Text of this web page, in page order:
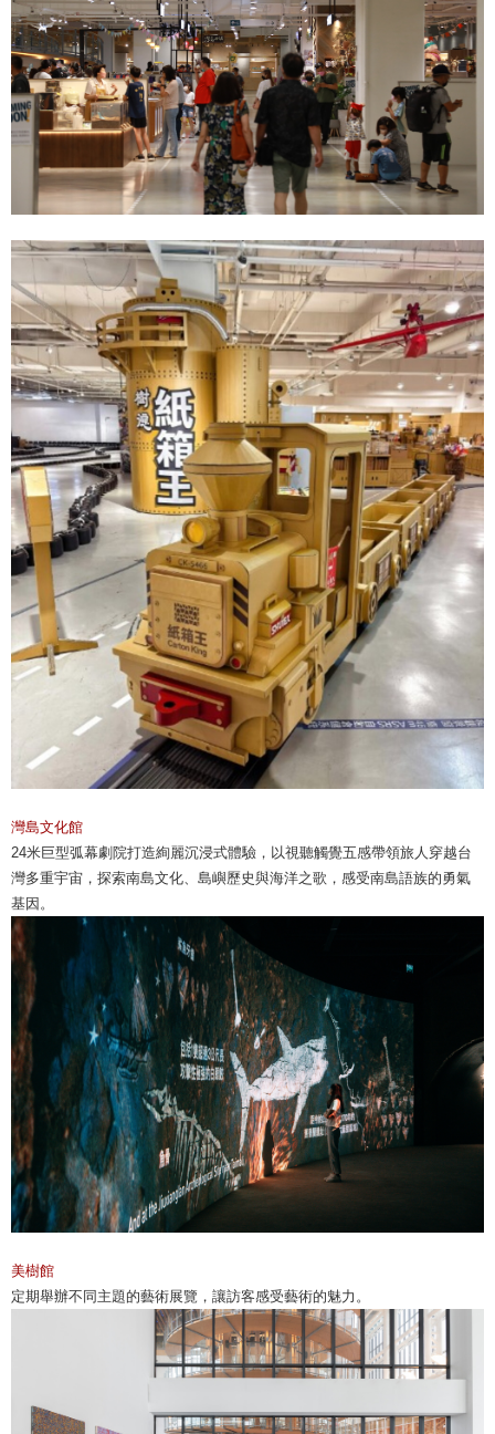
灣島文化館
24米巨型弧幕劇院打造絢麗沉浸式體驗，以視聽觸覺五感帶領旅人穿越台
灣多重宇宙，探索南島文化、島嶼歷史與海洋之歌，感受南島語族的勇氣
基因。
美樹館
定期舉辦不同主題的藝術展覽，讓訪客感受藝術的魅力。